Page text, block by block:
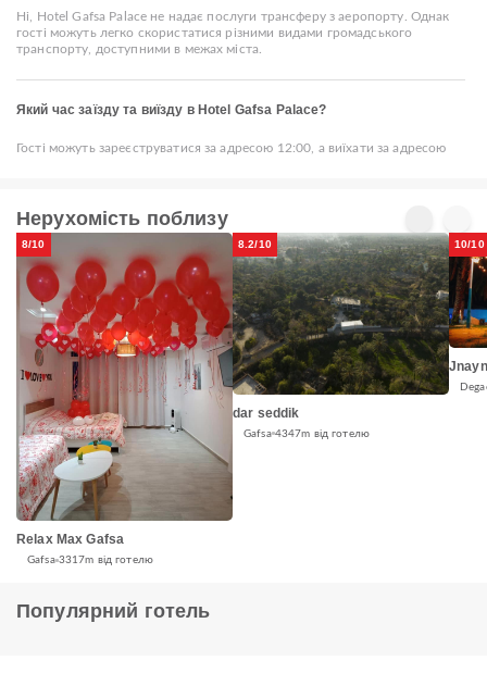
Ні, Hotel Gafsa Palace не надає послуги трансферу з аеропорту. Однак
гості можуть легко скористатися різними видами громадського
транспорту, доступними в межах міста.
Який час заїзду та виїзду в Hotel Gafsa Palace?
Гості можуть зареєструватися за адресою 12:00, а виїхати за адресою
Нерухомість поблизу
8/10
Relax Max Gafsa
Gafsa 3317m від готелю
8.2/10
dar seddik
Gafsa 4347m від готелю
10/10
Популярний готель